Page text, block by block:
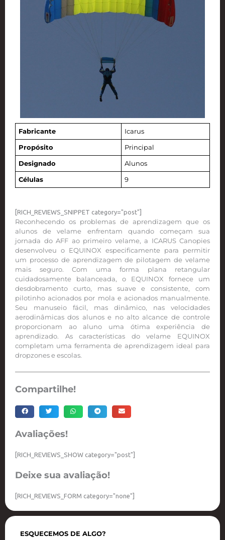
Fabricante Icarus
Propósito Principal
Designado Alunos
Células 9
[RICH_REVIEWS_SNIPPET category="post"]
Reconhecendo os problemas de aprendizagem que os
alunos de velame enfrentam quando começam sua
jornada do AFF ao primeiro velame, a ICARUS Canopies
desenvolveu o EQUINOX especificamente para permitir
um processo de aprendizagem de pilotagem de velame
mais seguro. Com uma forma plana retangular
cuidadosamente balanceada, o EQUINOX fornece um
desdobramento curto, mas suave e consistente, com
pilotinho acionados por mola e acionados manualmente.
Seu manuseio fácil, mas dinâmico, nas velocidades
aerodinâmicas dos alunos e no alto alcance de controle
proporcionam ao aluno uma ótima experiência de
aprendizado. As características do velame EQUINOX
completam uma ferramenta de aprendizagem ideal para
dropzones e escolas.
Compartilhe!
Avaliações!
[RICH_REVIEWS_SHOW category="post"]
Deixe sua avaliação!
[RICH_REVIEWS_FORM category="none"]
ESQUECEMOS DE ALGO?